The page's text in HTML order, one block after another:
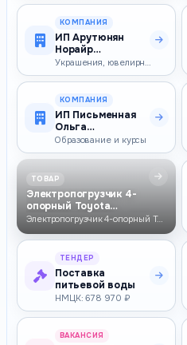
КОМПАНИЯ
ИП Арутюнян
Норайр
Маратович
Украшения, ювелирная продукция, наградная продукция
КОМПАНИЯ
ИП Письменная
Ольга
Владимировна
Образование и курсы
ТОВАР
Электропогрузчик 4-
опорный Toyota
9FBMK20T, 2000кг, 439…Электропогрузчик 4-опорный Toyota 9FBMK20T, 2000кг, 4390мм, свободный …
ТЕНДЕР
Поставка
питьевой воды
НМЦК: 678 970 ₽
ВАКАНСИЯ